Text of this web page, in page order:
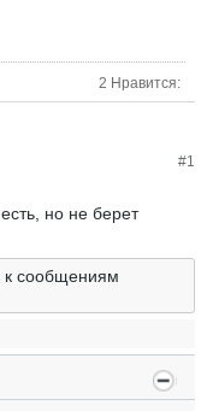
2 Нравится:
#1
но не берет
к сообщениям